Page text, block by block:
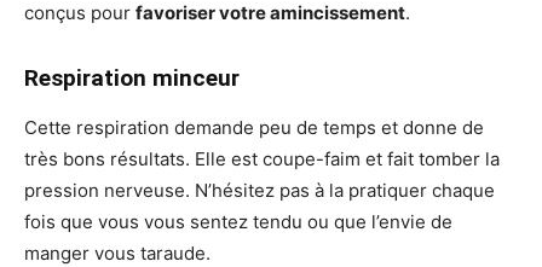
conçus pour favoriser votre amincissement.
Respiration minceur
Cette respiration demande peu de temps et donne de
très bons résultats. Elle est coupe-faim et fait tomber la
pression nerveuse. N’hésitez pas à la pratiquer chaque
fois que vous vous sentez tendu ou que l’envie de
manger vous taraude.